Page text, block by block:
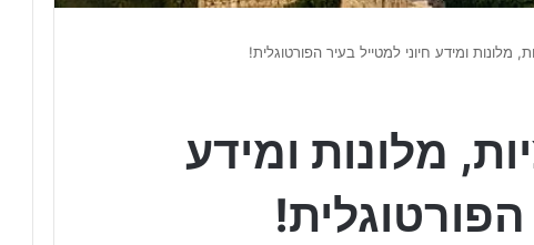
מלונות ומידע חיוני למטייל בעיר הפורטוגלית!
מלונות ומידע
הפורטוגלית!